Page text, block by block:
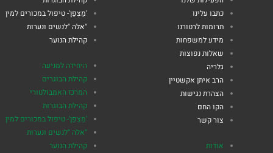
כתבו עלינו
תרומות לרטורנו
מידע למשפחות
שאלות נפוצות
גלריה
הרב איתן אקשטיין
הצהרת נגישות
הקו החם
צור קשר
אודות
'מַצְפֵן'- טיפול במכורים למין
"אלה "לנשים ונערות
קהילת הנוער
היחידה למניעה
קהילת הבוגרים
המרכז האמבולטורי
קהילת הבוגרות
'מַצְפֵן'- טיפול במכורים למין
"אלה "לנשים ונערות
קהילת הנוער